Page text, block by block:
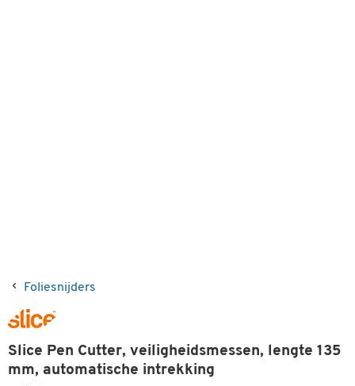
Foliesnijders
Slice Pen Cutter, veiligheidsmessen, lengte 135
mm, automatische intrekking